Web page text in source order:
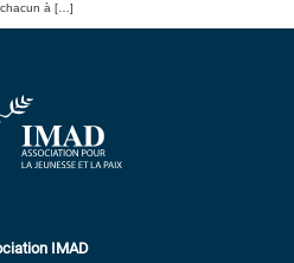
chacun à […]
IMAD